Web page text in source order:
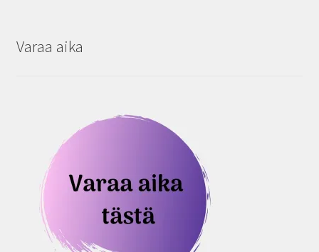
Varaa aika